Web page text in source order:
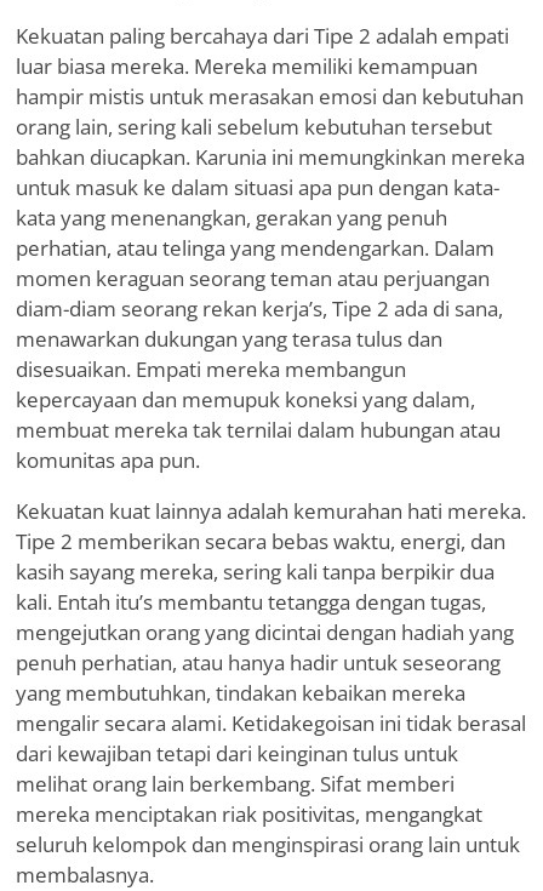
Kekuatan paling bercahaya dari Tipe 2 adalah empati
luar biasa mereka. Mereka memiliki kemampuan
hampir mistis untuk merasakan emosi dan kebutuhan
orang lain, sering kali sebelum kebutuhan tersebut
bahkan diucapkan. Karunia ini memungkinkan mereka
untuk masuk ke dalam situasi apa pun dengan kata-
kata yang menenangkan, gerakan yang penuh
perhatian, atau telinga yang mendengarkan. Dalam
momen keraguan seorang teman atau perjuangan
diam-diam seorang rekan kerja’s, Tipe 2 ada di sana,
menawarkan dukungan yang terasa tulus dan
disesuaikan. Empati mereka membangun
kepercayaan dan memupuk koneksi yang dalam,
membuat mereka tak ternilai dalam hubungan atau
komunitas apa pun.
Kekuatan kuat lainnya adalah kemurahan hati mereka.
Tipe 2 memberikan secara bebas waktu, energi, dan
kasih sayang mereka, sering kali tanpa berpikir dua
kali. Entah itu’s membantu tetangga dengan tugas,
mengejutkan orang yang dicintai dengan hadiah yang
penuh perhatian, atau hanya hadir untuk seseorang
yang membutuhkan, tindakan kebaikan mereka
mengalir secara alami. Ketidakegoisan ini tidak berasal
dari kewajiban tetapi dari keinginan tulus untuk
melihat orang lain berkembang. Sifat memberi
mereka menciptakan riak positivitas, mengangkat
seluruh kelompok dan menginspirasi orang lain untuk
membalasnya.